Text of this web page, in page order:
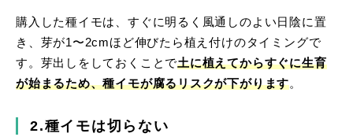
購入した種イモは、すぐに明るく風通しのよい日陰に置
き、芽が1〜2cmほど伸びたら植え付けのタイミングで
す。芽出しをしておくことで土に植えてからすぐに生育
が始まるため、種イモが腐るリスクが下がります。
2.種イモは切らない